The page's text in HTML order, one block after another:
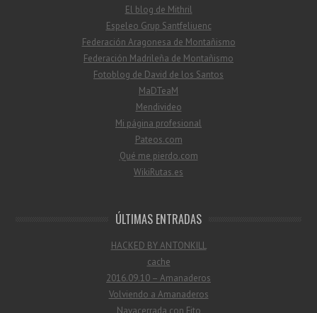
El blog de Mithril
Espeleo Grup Santfeliuenc
Federación Aragonesa de Montañismo
Federación Madrileña de Montañismo
Fotoblog de David de los Santos
MaDTeaM
Mendivideo
Mi página profesional
Pateos.com
Qué me pierdo.com
WikiRutas.es
ÚLTIMAS ENTRADAS
HACKED BY ANTONKILL
cache
2016.09.10 – Amanaderos
Volviendo a Amanaderos
Navacerrada con Fito